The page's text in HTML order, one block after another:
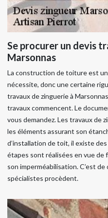
Se procurer un devis
Marsonnas
La construction de toiture est
nécessite, donc une certaine
travaux de zinguerie à
travaux commencent. Le
vous demandez. Les travaux de
les éléments assurant son
d’installation de toit, il existe
étapes sont réalisées en vue de
son imperméabilisation. C’est
spécialistes procèdent.